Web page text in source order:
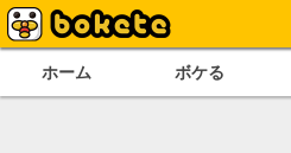
ホーム ボケる